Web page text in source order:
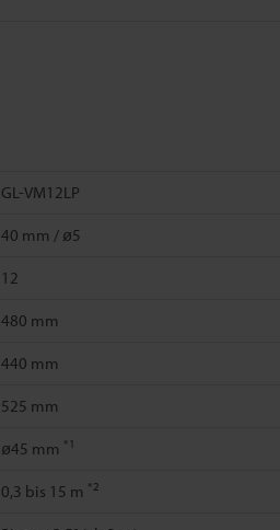
GL-VM12LP
40 mm / ø5
12
480 mm
440 mm
525 mm
ø45 mm *1
0,3 bis 15 m *2